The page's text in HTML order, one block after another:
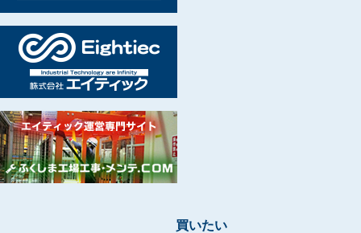
買いたい